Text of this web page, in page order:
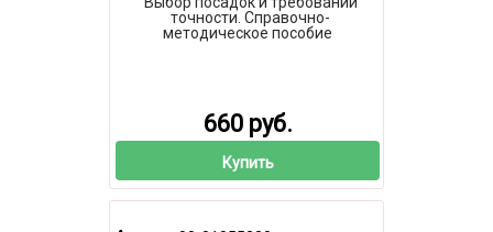
точности. Справочно-
методическое пособие
660 руб.
Купить